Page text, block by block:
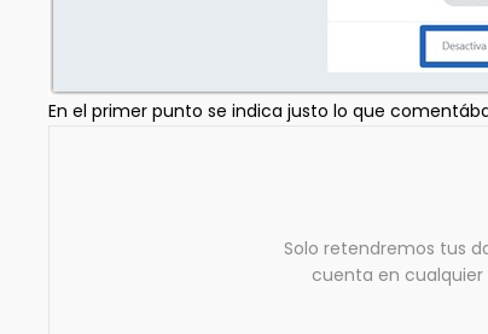
En el primer punto se indica justo lo que
Solo retendremos tus
cuenta en cualquier